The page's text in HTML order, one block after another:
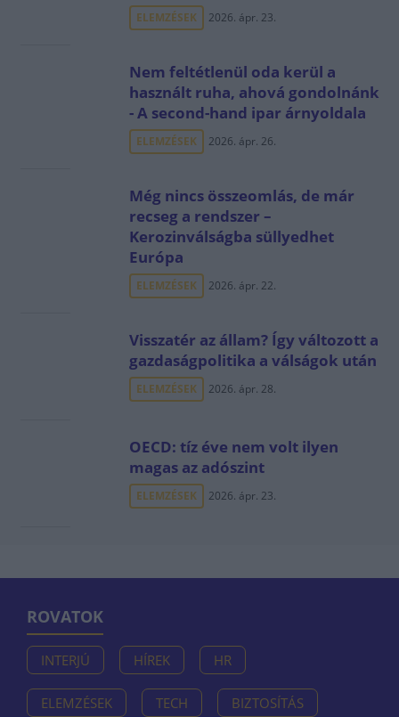
ELEMZÉSEK 2026. ápr. 23.
Nem feltétlenül oda kerül a
használt ruha, ahová gondolnánk
- A second-hand ipar árnyoldala
ELEMZÉSEK 2026. ápr. 26.
Még nincs összeomlás, de már
recseg a rendszer –
Kerozinválságba süllyedhet
Európa
ELEMZÉSEK 2026. ápr. 22.
Visszatér az állam? Így változott a
gazdaságpolitika a válságok után
ELEMZÉSEK 2026. ápr. 28.
OECD: tíz éve nem volt ilyen
magas az adószint
ELEMZÉSEK 2026. ápr. 23.
ROVATOK
INTERJÚ HÍREK HR
ELEMZÉSEK TECH BIZTOSÍTÁS